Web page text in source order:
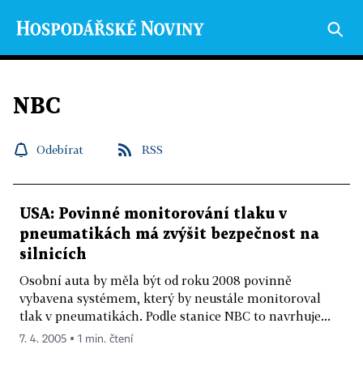
NBC
Odebírat RSS
USA: Povinné monitorování tlaku v
pneumatikách má zvýšit bezpečnost na
silnicích
Osobní auta by měla být od roku 2008 povinně
vybavena systémem, který by neustále monitoroval
tlak v pneumatikách. Podle stanice NBC to navrhuje...
7. 4. 2005 ▪ 1 min. čtení